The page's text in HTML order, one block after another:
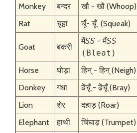
Monkey
बन्दर
खौ - खौ (Whoop)
Rat
चूहा चूँ- चूँ (Squeak)
Goat बकरी
मैंSS - मैंSS
(Bleat)
Horse
घोड़ा
हिन् - हिन् (Neigh)
Donkey
गधा
ढेंचूँ - ढेंचूँ (Bray)
Lion
शेर
दहाड़ (Roar)
Elephant
हाथी
चिंघाड़ (Trumpet)